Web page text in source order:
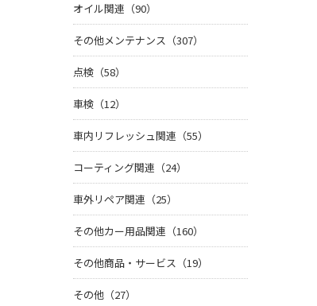
オイル関連（90）
その他メンテナンス（307）
点検（58）
車検（12）
車内リフレッシュ関連（55）
コーティング関連（24）
車外リペア関連（25）
その他カー用品関連（160）
その他商品・サービス（19）
その他（27）